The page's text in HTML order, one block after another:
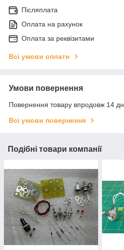
Післяплата
Оплата на рахунок
Оплата за реквізитами
Всі умови оплати
Умови повернення
Повернення товару впродовж 14
Всі умови повернення
Подібні товари компанії